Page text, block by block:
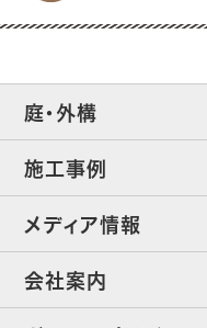
庭・外構
施工事例
メディア情報
会社案内